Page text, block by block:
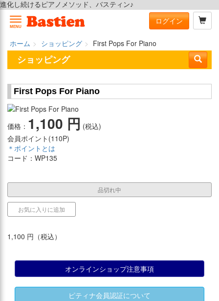
進化し続けるピアノメソッド、バスティン♪
MENU
ログイン
ホーム ショッピング
First Pops For Piano
ショッピング
First Pops For Piano
価格： 1,100 円 (税込)
会員ポイント(110P)
＊ポイントとは
コード：WP135
品切れ中
お気に入りに追加
1,100 円（税込）
オンラインショップ注意事項
ピティナ会員認証について